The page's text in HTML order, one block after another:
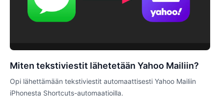
Miten tekstiviestit lähetetään Yahoo Mailiin?
Opi lähettämään tekstiviestit automaattisesti Yahoo Mailiin
iPhonesta Shortcuts-automaatioilla.